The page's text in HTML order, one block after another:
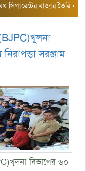
বাজার তৈরি করছে এরিয়া
(BJPC)খুলনা
সরঞ্জাম
বিভাগের ৬০